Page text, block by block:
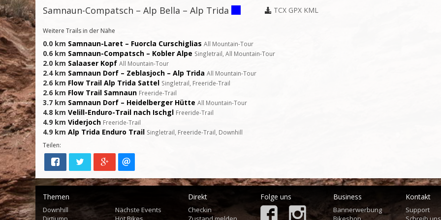
Samnaun-Compatsch – Alp Bella – Alp Trida TCX GPX KML
Weitere Trails in der Nähe
0.0 km Samnaun-Laret – Fuorcla Curschiglias All Mountain-Tour
0.6 km Samnaun-Compatsch – Kobler Alpe Singletrail, All Mountain-Tour
2.0 km Salaaser Kopf All Mountain-Tour
2.4 km Samnaun Dorf – Zeblasjoch – Alp Trida All Mountain-Tour
2.6 km Flow Trail Alp Trida Sattel Singletrail, Freeride-Trail
2.6 km Flow Trail Samnaun Freeride-Trail
3.7 km Samnaun Dorf – Heidelberger Hütte All Mountain-Tour
4.8 km Velill-Enduro-Trail nach Ischgl Freeride-Trail
4.9 km Viderjoch Freeride-Trail
4.9 km Alp Trida Enduro Trail Singletrail, Freeride-Trail, Downhill
Teilen:
Themen
Downhill
Nächste Events
Direkt
Checkin
Folge uns Business
Bannerwerbung
Kontakt
Support